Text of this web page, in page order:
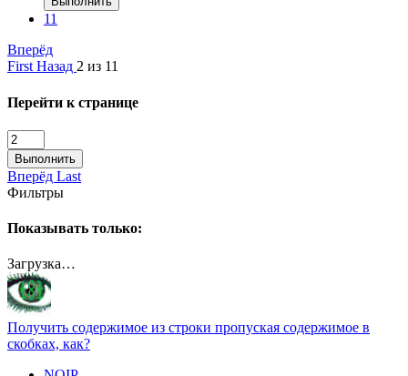
11
Вперёд
First Назад 2 из 11
Перейти к странице
Выполнить
Вперёд Last
Фильтры
Показывать только:
Загрузка…
Получить содержимое из строки пропуская содержимое в
скобках, как?